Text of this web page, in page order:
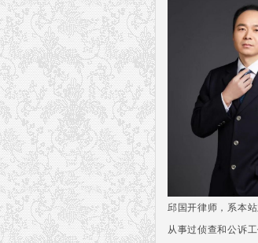
邱国开律师，系本
从事过侦查和公诉